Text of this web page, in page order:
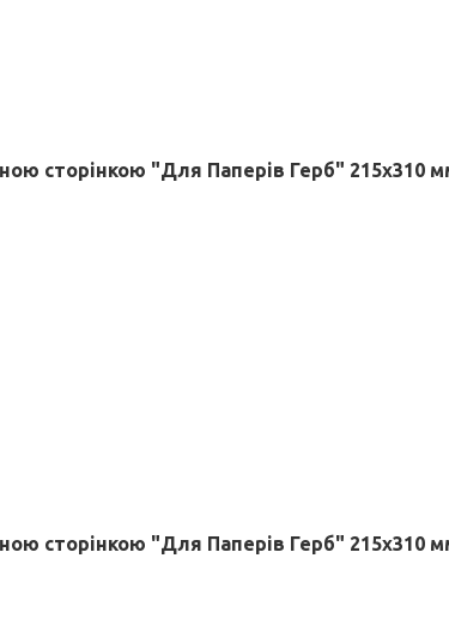
сторінкою "Для Паперів Герб" 215х310
сторінкою "Для Паперів Герб" 215х310